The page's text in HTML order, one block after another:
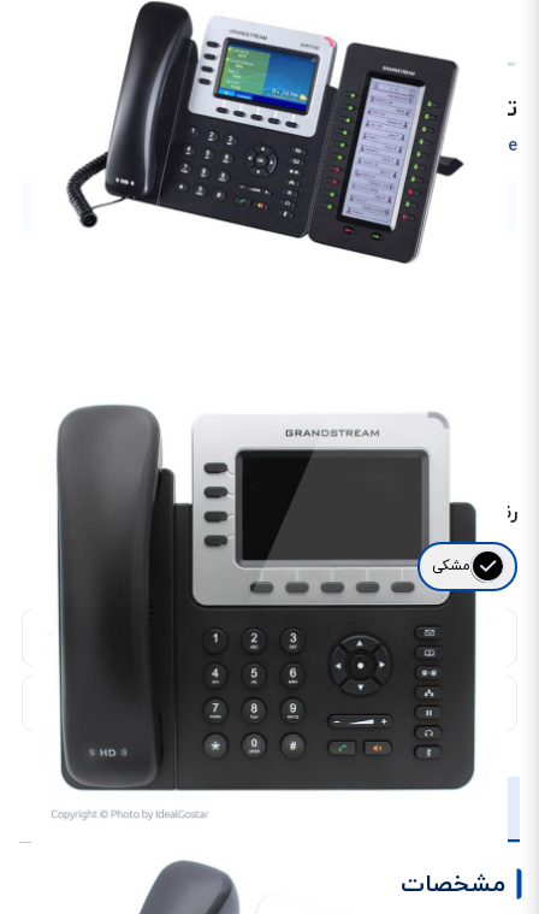
گرنداستریم
تلفن تحت شبکه گرنداستریم GXP2140
Grandstream GXP2140 IP Phone
گارانتی 18 ماهه ایده آل گستر
قابلیت کنفرانس صوتی 5 طرفه
پشتیبانی از بلوتوث و USB
رنگ های موجود
مشکی
خرید حضوری یا عمده
دانلود کاتالوگ
نظرات
مشخصات